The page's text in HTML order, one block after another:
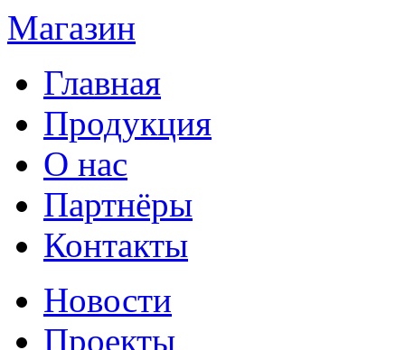
Магазин
Главная
Продукция
О нас
Партнёры
Контакты
Новости
Проекты